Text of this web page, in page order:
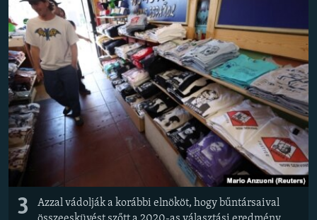
3
Azzal vádolják a korábbi elnököt, hogy bűntársaival